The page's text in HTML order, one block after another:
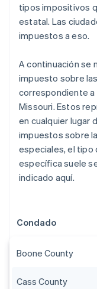
tipos impositivos
estatal. Las
impuestos a eso.
A continuación se
impuesto sobre
correspondiente a
Missouri. Estos
en cualquier lugar
impuestos sobre
especiales, el tipo
específica suele
indicado aquí.
Condado
Boone County
Cass County